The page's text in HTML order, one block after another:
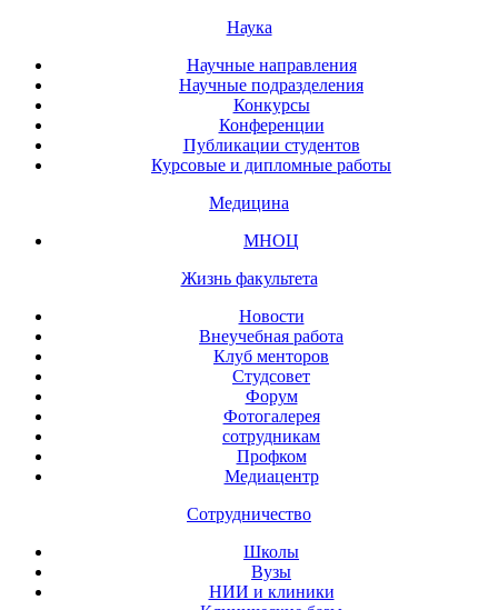
Наука
Научные направления
Научные подразделения
Конкурсы
Конференции
Публикации студентов
Курсовые и дипломные работы
Медицина
МНОЦ
Жизнь факультета
Новости
Внеучебная работа
Клуб менторов
Студсовет
Форум
Фотогалерея
сотрудникам
Профком
Медиацентр
Сотрудничество
Школы
Вузы
НИИ и клиники